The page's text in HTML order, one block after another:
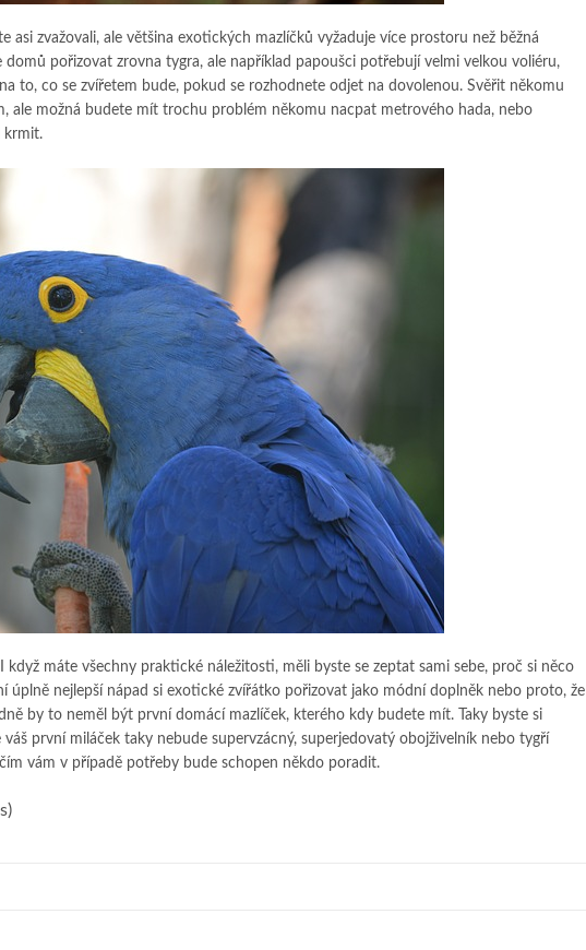
asi zvažovali, ale většina exotických mazlíčků vyžaduje více prostoru než běžná
domů pořizovat zrovna tygra, ale například papoušci potřebují velmi velkou voliéru,
to, co se zvířetem bude, pokud se rozhodnete odjet na dovolenou. Svěřit někomu
ale možná budete mít trochu problém někomu nacpat metrového hada, nebo
krmit.
když máte všechny praktické náležitosti, měli byste se zeptat sami sebe, proč si něco
úplně nejlepší nápad si exotické zvířátko pořizovat jako módní doplněk nebo proto, že
by to neměl být první domácí mazlíček, kterého kdy budete mít. Taky byste si
první miláček taky nebude supervzácný, superjedovatý obojživelník nebo tygří
vám v případě potřeby bude schopen někdo poradit.